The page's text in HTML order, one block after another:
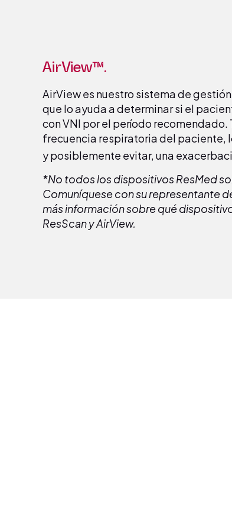
AirView™.
AirView es nuestro sistema de
que lo ayuda a determinar si el
con VNI por el período
frecuencia respiratoria del paciente,
y posiblemente evitar, una
*No todos los dispositivos ResMed
Comuníquese con su representante
más información sobre qué
ResScan y AirView.